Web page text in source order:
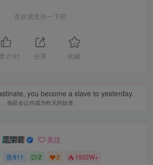
喜欢就支持一下吧
2181 分享 收藏
you become a slave to yesterday.
拖延会让你成为昨天的奴隶
昆荣君 关注
611 2 2 1922W+